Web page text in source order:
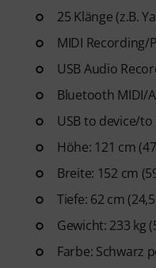
25 Klänge (z.B.
MIDI Recording/
USB Audio
Bluetooth MIDI/
USB to device/
Höhe: 121 cm
Breite: 152 cm
Tiefe: 62 cm
Gewicht: 233 kg
Farbe: Schwarz